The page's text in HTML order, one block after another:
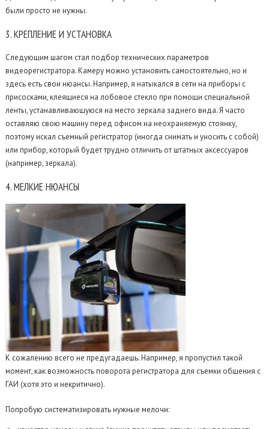
были просто не нужны.
3.КРЕПЛЕНИЕ И УСТАНОВКА
Следующим шагом стал подбор технических параметров
видеорегистратора. Камеру можно установить самостоятельно, но и
здесь есть свои нюансы. Например, я натыкался в сети на приборы с
присосками, клеящиеся на лобовое стекло при помощи специальной
ленты, устанавливающуюся на место зеркала заднего вида. Я часто
оставляю свою машину перед офисом на неохраняемую стоянку,
поэтому искал съемный регистратор (иногда снимать и уносить с собой)
или прибор, который будет трудно отличить от штатных аксессуаров
(например, зеркала).
4.МЕЛКИЕ НЮАНСЫ
К сожалению всего не предугадаешь. Например, я пропустил такой
момент, как возможность поворота регистратора для съемки общения с
ГАИ (хотя это и некритично).
Попробую систематизировать нужные мелочи: